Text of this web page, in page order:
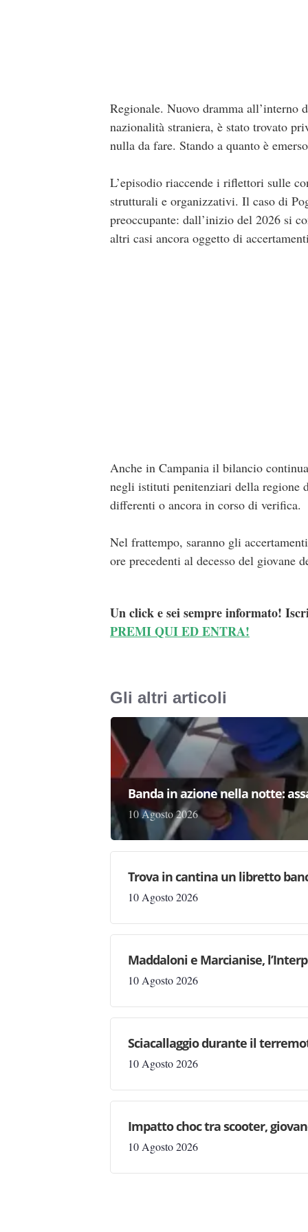
Regionale. Nuovo dramma all’interno
nazionalità straniera, è stato trovato
nulla da fare. Stando a quanto è
L’episodio riaccende i riflettori sulle
strutturali e organizzativi. Il caso di
preoccupante: dall’inizio del 2026 si
altri casi ancora oggetto di
Anche in Campania il bilancio
negli istituti penitenziari della regione
differenti o ancora in corso di verifica.
Nel frattempo, saranno gli
ore precedenti al decesso del giovane
Un click e sei sempre informato!
PREMI QUI ED ENTRA!
Gli altri articoli
Banda in azione nella notte:
10 Agosto 2026
Trova in cantina un libretto
10 Agosto 2026
Maddaloni e Marcianise,
10 Agosto 2026
Sciacallaggio durante il
10 Agosto 2026
Impatto choc tra scooter,
10 Agosto 2026